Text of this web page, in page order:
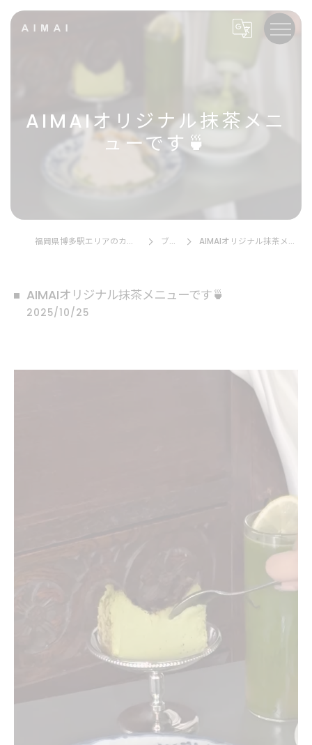
AIMAIオリジナル抹茶メニ
ューです🍵
福岡県博多駅エリアのカフェならAIMAI ブログ AIMAIオリジナル抹茶メニューです🍵
AIMAIオリジナル抹茶メニューです🍵
2025/10/25